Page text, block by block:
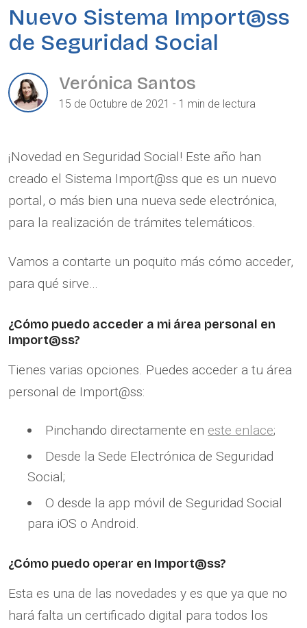
Nuevo Sistema Import@ss
de Seguridad Social
Verónica Santos
15 de Octubre de 2021 - 1 min de lectura
¡Novedad en Seguridad Social! Este año han
creado el Sistema Import@ss que es un nuevo
portal, o más bien una nueva sede electrónica,
para la realización de trámites telemáticos.
Vamos a contarte un poquito más cómo acceder,
para qué sirve…
¿Cómo puedo acceder a mi área personal en
Import@ss?
Tienes varias opciones. Puedes acceder a tu área
personal de Import@ss:
Pinchando directamente en este enlace;
Desde la Sede Electrónica de Seguridad
Social;
O desde la app móvil de Seguridad Social
para iOS o Android.
¿Cómo puedo operar en Import@ss?
Esta es una de las novedades y es que ya que no
hará falta un certificado digital para todos los